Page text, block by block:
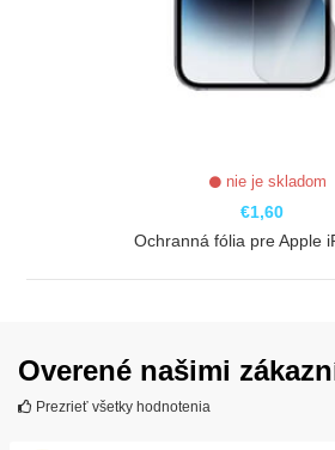
nie je skladom
€1,60
Ochranná fólia pre Apple
Overené našimi
Prezrieť všetky hodnotenia